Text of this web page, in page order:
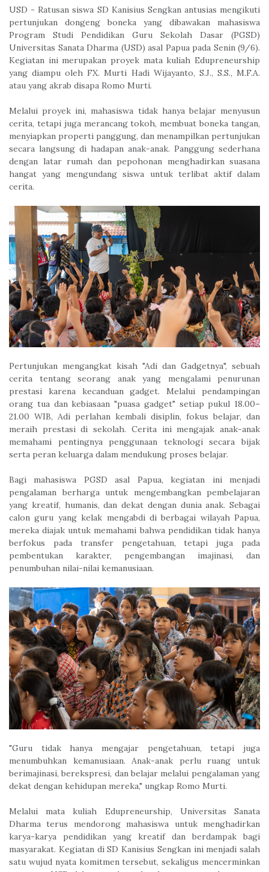
USD - Ratusan siswa SD Kanisius Sengkan antusias mengikuti
pertunjukan dongeng boneka yang dibawakan mahasiswa
Program Studi Pendidikan Guru Sekolah Dasar (PGSD)
Universitas Sanata Dharma (USD) asal Papua pada Senin (9/6).
Kegiatan ini merupakan proyek mata kuliah Edupreneurship
yang diampu oleh FX. Murti Hadi Wijayanto, S.J., S.S., M.F.A.
atau yang akrab disapa Romo Murti.
Melalui proyek ini, mahasiswa tidak hanya belajar menyusun
cerita, tetapi juga merancang tokoh, membuat boneka tangan,
menyiapkan properti panggung, dan menampilkan pertunjukan
secara langsung di hadapan anak-anak. Panggung sederhana
dengan latar rumah dan pepohonan menghadirkan suasana
hangat yang mengundang siswa untuk terlibat aktif dalam
cerita.
Pertunjukan mengangkat kisah "Adi dan Gadgetnya", sebuah
cerita tentang seorang anak yang mengalami penurunan
prestasi karena kecanduan gadget. Melalui pendampingan
orang tua dan kebiasaan "puasa gadget" setiap pukul 18.00–
21.00 WIB, Adi perlahan kembali disiplin, fokus belajar, dan
meraih prestasi di sekolah. Cerita ini mengajak anak-anak
memahami pentingnya penggunaan teknologi secara bijak
serta peran keluarga dalam mendukung proses belajar.
Bagi mahasiswa PGSD asal Papua, kegiatan ini menjadi
pengalaman berharga untuk mengembangkan pembelajaran
yang kreatif, humanis, dan dekat dengan dunia anak. Sebagai
calon guru yang kelak mengabdi di berbagai wilayah Papua,
mereka diajak untuk memahami bahwa pendidikan tidak hanya
berfokus pada transfer pengetahuan, tetapi juga pada
pembentukan karakter, pengembangan imajinasi, dan
penumbuhan nilai-nilai kemanusiaan.
"Guru tidak hanya mengajar pengetahuan, tetapi juga
menumbuhkan kemanusiaan. Anak-anak perlu ruang untuk
berimajinasi, berekspresi, dan belajar melalui pengalaman yang
dekat dengan kehidupan mereka," ungkap Romo Murti.
Melalui mata kuliah Edupreneurship, Universitas Sanata
Dharma terus mendorong mahasiswa untuk menghadirkan
karya-karya pendidikan yang kreatif dan berdampak bagi
masyarakat. Kegiatan di SD Kanisius Sengkan ini menjadi salah
satu wujud nyata komitmen tersebut, sekaligus mencerminkan